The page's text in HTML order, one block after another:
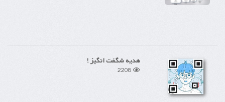
هدیه شگفت انگیز !